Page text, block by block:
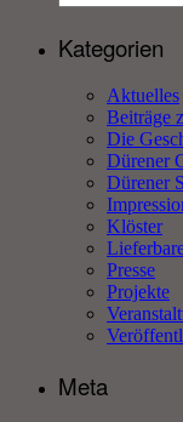
nach:
Kategorien
Aktuelles
Beiträge
Die
Dürener
Dürener
Klöster
Presse
Projekte
Meta